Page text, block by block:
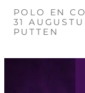
POLO EN
31
PUTTEN